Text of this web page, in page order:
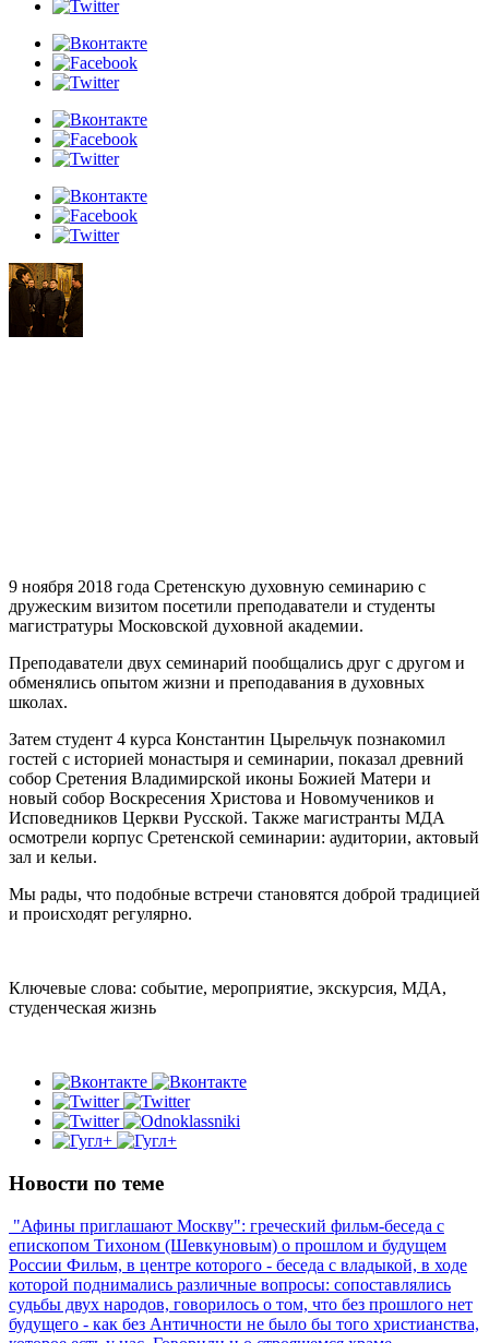
9 ноября 2018 года Сретенскую духовную семинарию с
дружеским визитом посетили преподаватели и студенты
магистратуры Московской духовной академии.
Преподаватели двух семинарий пообщались друг с другом и
обменялись опытом жизни и преподавания в духовных
школах.
Затем студент 4 курса Константин Цырельчук познакомил
гостей с историей монастыря и семинарии, показал древний
собор Сретения Владимирской иконы Божией Матери и
новый собор Воскресения Христова и Новомучеников и
Исповедников Церкви Русской. Также магистранты МДА
осмотрели корпус Сретенской семинарии: аудитории, актовый
зал и кельи.
Мы рады, что подобные встречи становятся доброй традицией
и происходят регулярно.
Ключевые слова: событие, мероприятие, экскурсия, МДА,
студенческая жизнь
Новости по теме
"Афины приглашают Москву": греческий фильм-беседа с
епископом Тихоном (Шевкуновым) о прошлом и будущем
России Фильм, в центре которого - беседа с владыкой, в ходе
которой поднимались различные вопросы: сопоставлялись
судьбы двух народов, говорилось о том, что без прошлого нет
будущего - как без Античности не было бы того христианства,